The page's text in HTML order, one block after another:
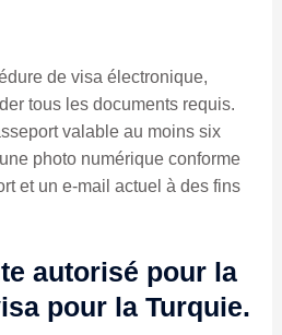
de visa électronique,
tous les documents requis.
valable au moins six
photo numérique conforme
et un e-mail actuel à des fins
autorisé pour la
pour la Turquie.